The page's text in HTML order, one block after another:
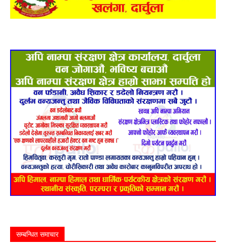
सम्बन्धित समाचार